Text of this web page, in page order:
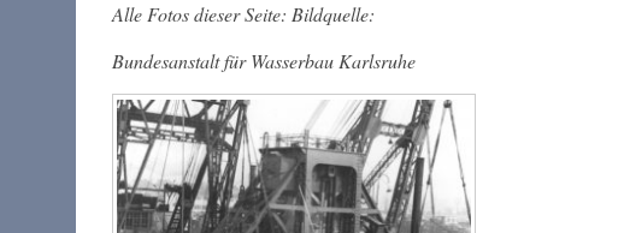
Alle Fotos dieser Seite: Bildquelle:
Bundesanstalt für Wasserbau Karlsruhe